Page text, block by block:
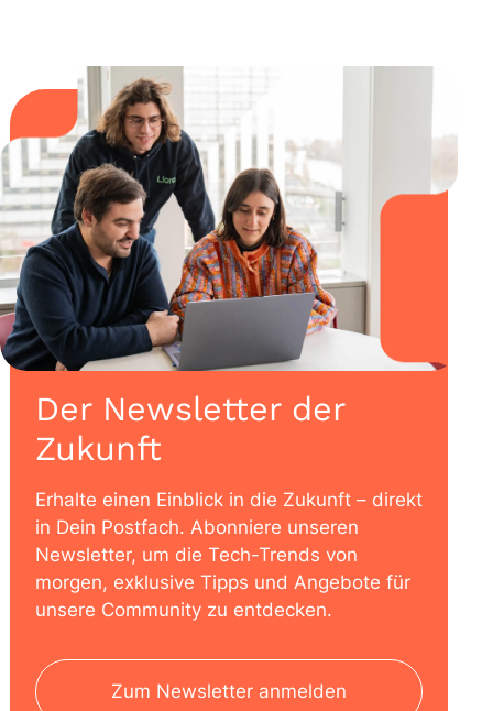
Der Newsletter der
Zukunft
Erhalte einen Einblick in die Zukunft – direkt
in Dein Postfach. Abonniere unseren
Newsletter, um die Tech-Trends von
morgen, exklusive Tipps und Angebote für
unsere Community zu entdecken.
Zum Newsletter anmelden